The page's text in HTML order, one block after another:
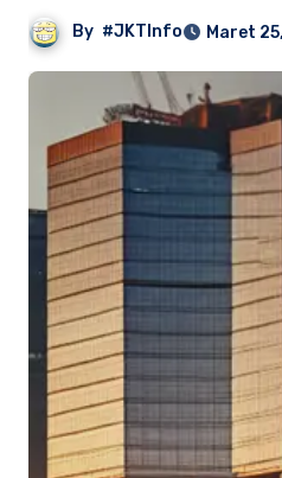
By #JKTInfo Maret